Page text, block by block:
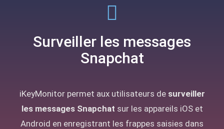
Surveiller les messages
Snapchat
iKeyMonitor permet aux utilisateurs de surveiller
les messages Snapchat sur les appareils iOS et
Android en enregistrant les frappes saisies dans